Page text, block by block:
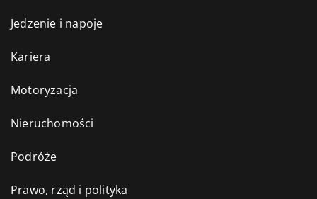
Jedzenie i napoje
Kariera
Motoryzacja
Nieruchomości
Podróże
Prawo, rząd i polityka